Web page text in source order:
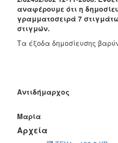
αναφέρουμε ότι η
γραμματοσειρά 7
στιγμών.
Τα έξοδα δημοσίευσης
Αντιδήμαρχος
Μαρία
Αρχεία